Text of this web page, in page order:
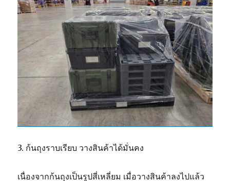
3. ก้นถุงราบเรียบ วางสินค้าได้มั่นคง
เนื่องจากก้นถุงเป็นรูปสี่เหลี่ยม เมื่อวางสินค้าลงไปแล้ว